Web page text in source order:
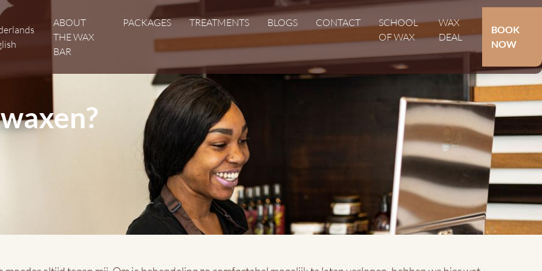
ABOUT
THE WAX
BAR
PACKAGES TREATMENTS BLOGS CONTACT
SCHOOL
OF WAX
WAX
DEAL
Secundair
BOOK
NOW